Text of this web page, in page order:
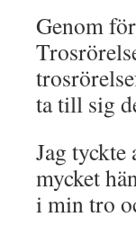
Genom
ta till sig
Jag
mycket
i min tro